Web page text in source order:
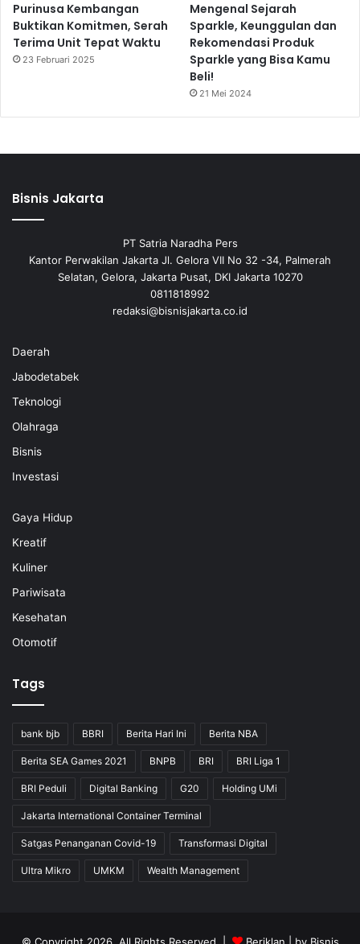
Purinusa Kembangan
Buktikan Komitmen, Serah
Terima Unit Tepat Waktu
23 Februari 2025
Mengenal Sejarah
Sparkle, Keunggulan dan
Rekomendasi Produk
Sparkle yang Bisa Kamu
Beli!
21 Mei 2024
Bisnis Jakarta
PT Satria Naradha Pers
Kantor Perwakilan Jakarta Jl. Gelora VII No 32 -34, Palmerah
Selatan, Gelora, Jakarta Pusat, DKI Jakarta 10270
0811818992
redaksi@bisnisjakarta.co.id
Daerah
Jabodetabek
Teknologi
Olahraga
Bisnis
Investasi
Gaya Hidup
Kreatif
Kuliner
Pariwisata
Kesehatan
Otomotif
Tags
bank bjb BBRI Berita Hari Ini Berita NBA
Berita SEA Games 2021 BNPB BRI BRI Liga 1
BRI Peduli Digital Banking G20 Holding UMi
Jakarta International Container Terminal
Satgas Penanganan Covid-19 Transformasi Digital
Ultra Mikro UMKM Wealth Management